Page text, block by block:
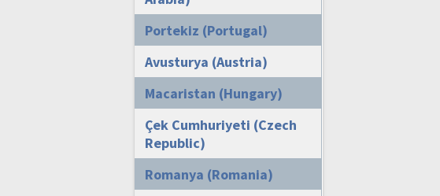
Portekiz (Portugal)
Avusturya (Austria)
Macaristan (Hungary)
Çek Cumhuriyeti (Czech
Republic)
Romanya (Romania)